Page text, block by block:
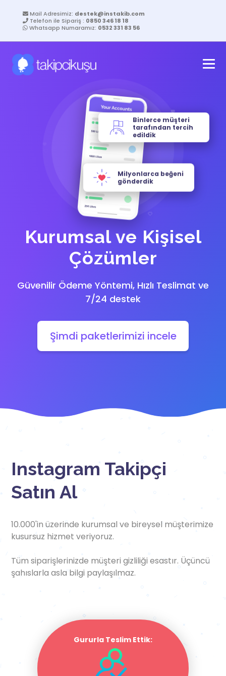
Mail Adresimiz: destek@instakib.com
Telefon ile Sipariş : 0850 346 18 18
Whatsapp Numaramız: 0532 331 83 56
Binlerce müşteri
tarafından tercih
edildik
Milyonlarca beğeni
gönderdik
Kurumsal ve Kişisel
Çözümler
Güvenilir Ödeme Yöntemi, Hızlı Teslimat ve
7/24 destek
Şimdi paketlerimizi incele
Instagram Takipçi
Satın Al
10.000'in üzerinde kurumsal ve bireysel müşterimize
kusursuz hizmet veriyoruz.
Tüm siparişlerinizde müşteri gizliliği esastır. Üçüncü
şahıslarla asla bilgi paylaşılmaz.
Gururla Teslim Ettik: